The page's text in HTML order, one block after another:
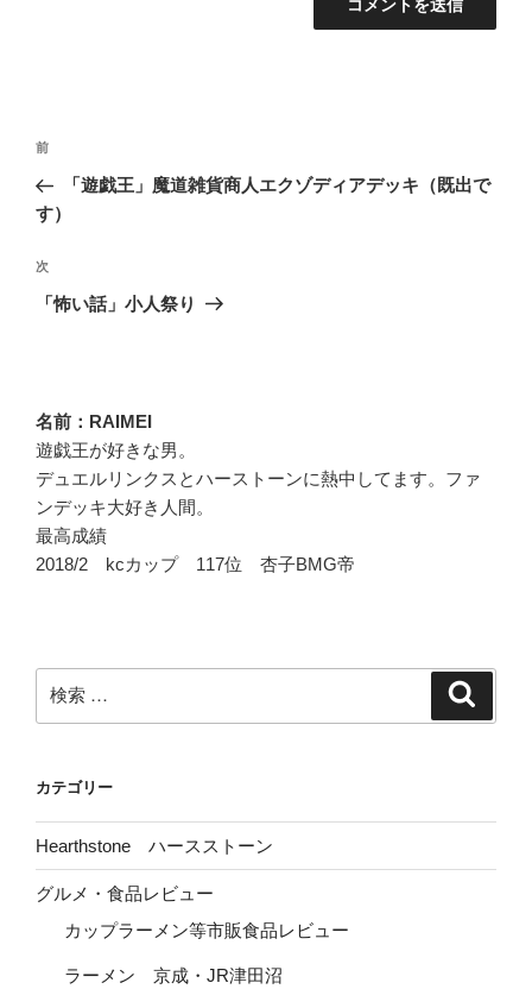
投
ナ
ゲ
ー
過
去
の
稿
前
「遊戯王」魔道雑貨商人エクゾディアデッキ（既出で
す）
次
の
次
「怖い話」小人祭り
名前：RAIMEI
遊戯王が好きな男。
デュエルリンクスとハーストーンに熱中してます。ファ
ンデッキ大好き人間。
最高成績
2018/2 kcカップ 117位 杏子BMG帝
検
索:
カテゴリー
Hearthstone ハースストーン
グルメ・食品レビュー
カップラーメン等市販食品レビュー
ラーメン 京成・JR津田沼